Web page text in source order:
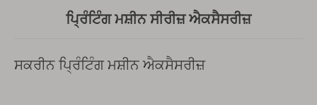
ਪ੍ਰਿੰਟਿੰਗ ਮਸ਼ੀਨ ਸੀਰੀਜ਼ ਐਕਸੈਸਰੀਜ਼
ਸਕਰੀਨ ਪ੍ਰਿੰਟਿੰਗ ਮਸ਼ੀਨ ਐਕਸੈਸਰੀਜ਼